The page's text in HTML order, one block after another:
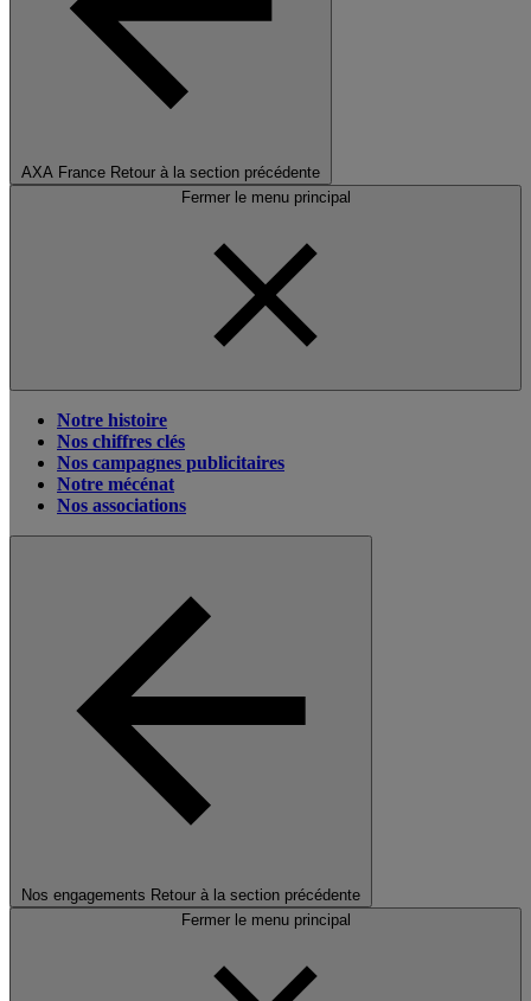
AXA France Retour à la section précédente
Fermer le menu principal
Notre histoire
Nos chiffres clés
Nos campagnes publicitaires
Notre mécénat
Nos associations
Nos engagements Retour à la section précédente
Fermer le menu principal